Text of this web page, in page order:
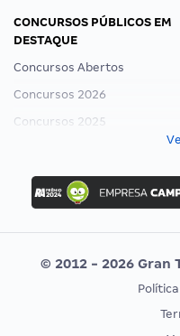
CONCURSOS PÚBLICOS EM
DESTAQUE
Concursos Abertos
Concursos 2026
Concursos 2025
Concurso Ibama
Concurso MPU
Editais publicados
CONCURSOS POR
© 2012 - 2026 Gran